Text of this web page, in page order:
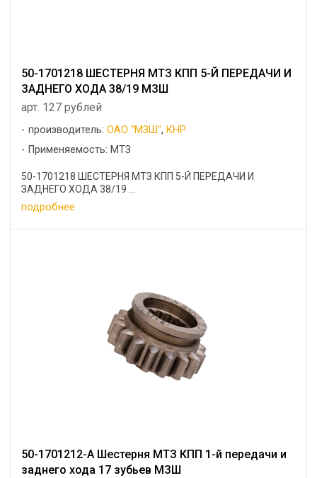
50-1701218 ШЕСТЕРНЯ МТЗ КПП 5-Й ПЕРЕДАЧИ И
ЗАДНЕГО ХОДА 38/19 МЗШ
арт. 127 рублей
производитель:ОАО "МЗШ", КНР
Применяемость: МТЗ
50-1701218 ШЕСТЕРНЯ МТЗ КПП 5-Й ПЕРЕДАЧИ И
ЗАДНЕГО ХОДА 38/19 ...
подробнее
50-1701212-А Шестерня МТЗ КПП 1-й передачи и
заднего хода 17 зубьев МЗШ